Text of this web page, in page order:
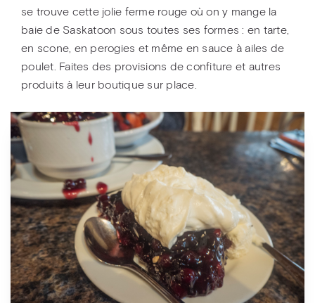
se trouve cette jolie ferme rouge où on y mange la
baie de Saskatoon sous toutes ses formes : en tarte,
en scone, en perogies et même en sauce à ailes de
poulet. Faites des provisions de confiture et autres
produits à leur boutique sur place.